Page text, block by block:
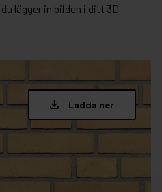
lägger in bilden i ditt 3D-